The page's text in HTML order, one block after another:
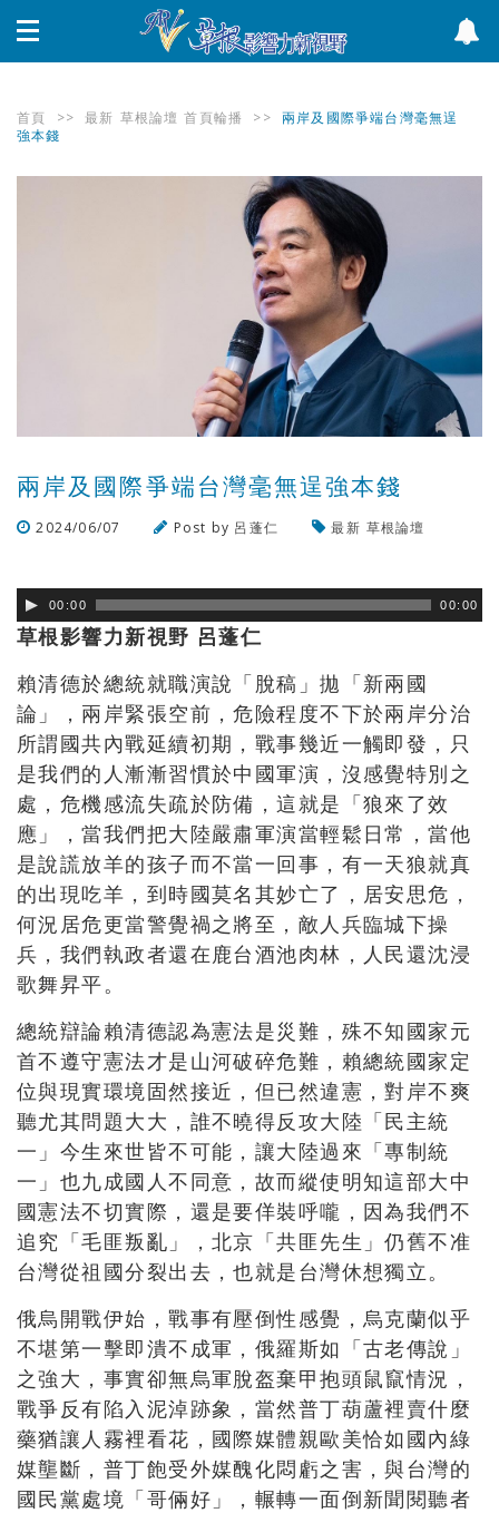
首頁 >> 最新 草根論壇 首頁輪播 >> 兩岸及國際爭端台灣毫無逞
強本錢
兩岸及國際爭端台灣毫無逞強本錢
2024/06/07 Post by 呂蓬仁 最新 草根論壇
00:00 00:00
草根影響力新視野 呂蓬仁
賴清德於總統就職演說「脫稿」拋「新兩國
論」，兩岸緊張空前，危險程度不下於兩岸分治
所謂國共內戰延續初期，戰事幾近一觸即發，只
是我們的人漸漸習慣於中國軍演，沒感覺特別之
處，危機感流失疏於防備，這就是「狼來了效
應」，當我們把大陸嚴肅軍演當輕鬆日常，當他
是說謊放羊的孩子而不當一回事，有一天狼就真
的出現吃羊，到時國莫名其妙亡了，居安思危，
何況居危更當警覺禍之將至，敵人兵臨城下操
兵，我們執政者還在鹿台酒池肉林，人民還沈浸
歌舞昇平。
總統辯論賴清德認為憲法是災難，殊不知國家元
首不遵守憲法才是山河破碎危難，賴總統國家定
位與現實環境固然接近，但已然違憲，對岸不爽
聽尤其問題大大，誰不曉得反攻大陸「民主統
一」今生來世皆不可能，讓大陸過來「專制統
一」也九成國人不同意，故而縱使明知這部大中
國憲法不切實際，還是要佯裝呼嚨，因為我們不
追究「毛匪叛亂」，北京「共匪先生」仍舊不准
台灣從祖國分裂出去，也就是台灣休想獨立。
俄烏開戰伊始，戰事有壓倒性感覺，烏克蘭似乎
不堪第一擊即潰不成軍，俄羅斯如「古老傳說」
之強大，事實卻無烏軍脫盔棄甲抱頭鼠竄情況，
戰爭反有陷入泥淖跡象，當然普丁葫蘆裡賣什麼
藥猶讓人霧裡看花，國際媒體親歐美恰如國內綠
媒壟斷，普丁飽受外媒醜化悶虧之害，與台灣的
國民黨處境「哥倆好」，輾轉一面倒新聞閱聽者